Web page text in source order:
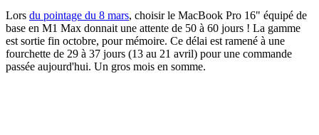
Lors du pointage du 8 mars, choisir le MacBook Pro 16" équipé de
base en M1 Max donnait une attente de 50 à 60 jours ! La gamme
est sortie fin octobre, pour mémoire. Ce délai est ramené à une
fourchette de 29 à 37 jours (13 au 21 avril) pour une commande
passée aujourd'hui. Un gros mois en somme.